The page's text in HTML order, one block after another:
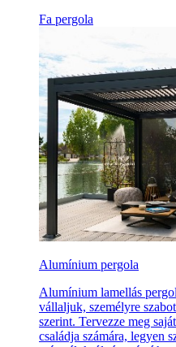
Fa pergola
Alumínium pergola
Alumínium lamellás
vállaljuk, személyre
szerint. Tervezze meg
családja számára, legyen